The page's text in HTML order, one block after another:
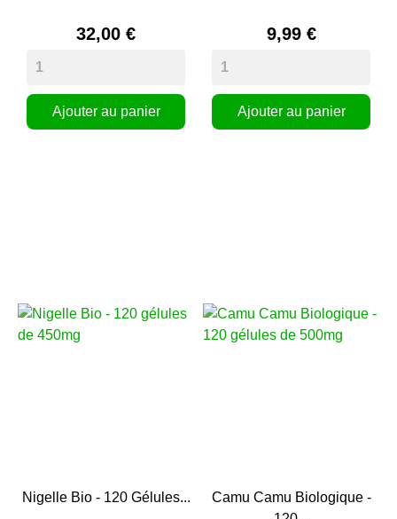
32,00 €
Ajouter au panier
9,99 €
Ajouter au panier
Nigelle Bio - 120 Gélules...
Camu Camu Biologique -